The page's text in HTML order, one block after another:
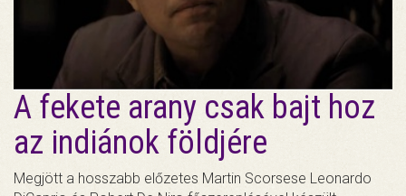
A fekete arany csak bajt hoz
az indiánok földjére
Megjött a hosszabb előzetes Martin Scorsese Leonardo